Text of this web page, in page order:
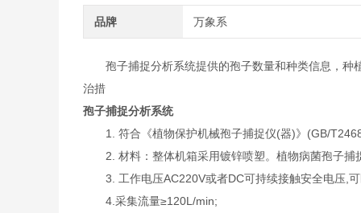
品牌 万象系
孢子捕捉分析系统提供的孢子数量和种类信息，
治措
孢子捕捉分析系统
1. 符合《植物保护机械孢子捕捉仪(器)》(GB/
2. 材料：整体机箱采用镀锌喷塑。植物病菌孢子捕
3. 工作电压AC220V或者DC可持续接触安全电压,可
4.采集流量≥120L/min;